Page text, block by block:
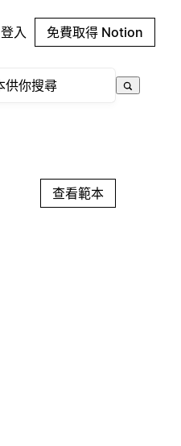
登入 免費取得 Notion
查看範本